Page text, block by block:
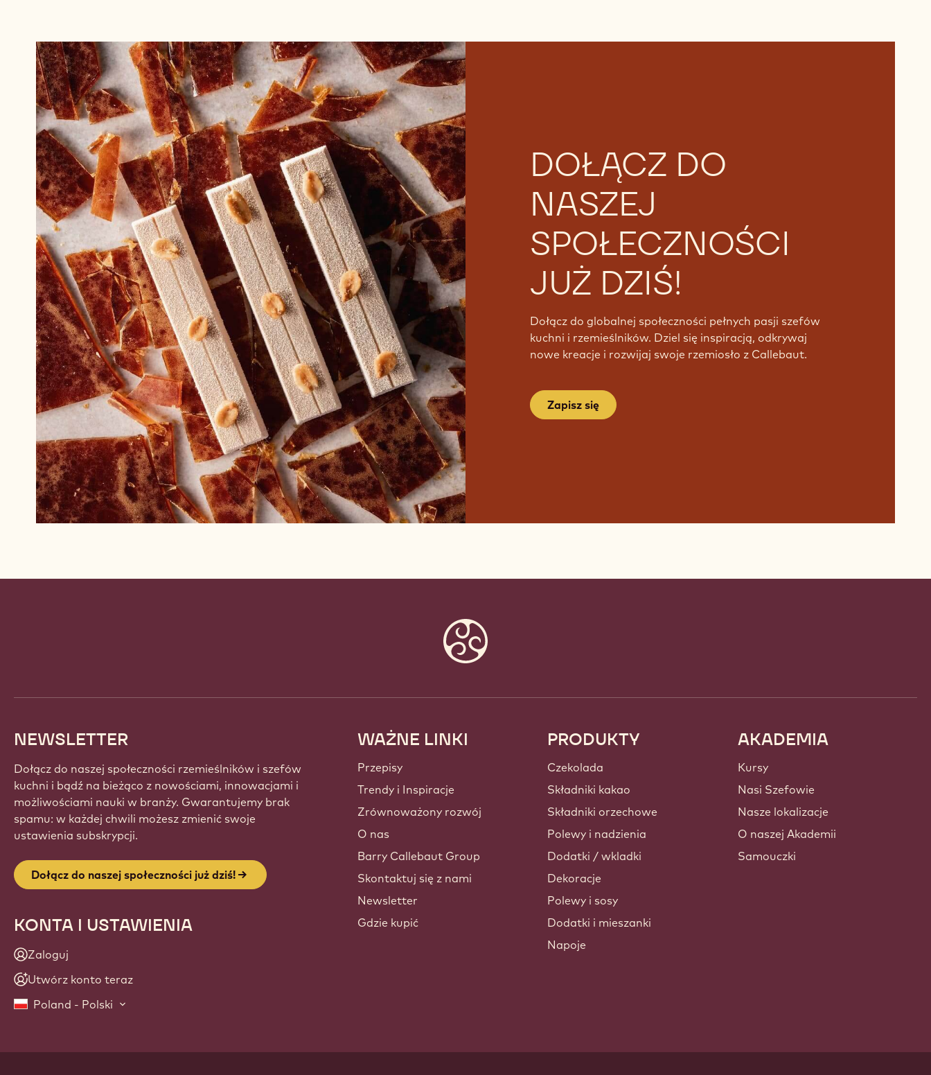
DOŁĄCZ DO
NASZEJ
SPOŁECZNOŚCI
JUŻ DZIŚ!
Dołącz do globalnej społeczności pełnych pasji szefów
kuchni i rzemieślników. Dziel się inspiracją, odkrywaj
nowe kreacje i rozwijaj swoje rzemiosło z Callebaut.
Zapisz się
NEWSLETTER
Dołącz do naszej społeczności rzemieślników i szefów
kuchni i bądź na bieżąco z nowościami, innowacjami i
możliwościami nauki w branży. Gwarantujemy brak
spamu: w każdej chwili możesz zmienić swoje
ustawienia subskrypcji.
Dołącz do naszej społeczności już dziś!
KONTA I USTAWIENIA
Zaloguj
Utwórz konto teraz
Poland - Polski
Footer
Callebaut
WAŻNE LINKI
Przepisy
Trendy i Inspiracje
Zrównoważony rozwój
O nas
Barry Callebaut Group
Skontaktuj się z nami
Newsletter
Gdzie kupić
PRODUKTY
Czekolada
Składniki kakao
Składniki orzechowe
Polewy i nadzienia
Dodatki / wkladki
Dekoracje
Polewy i sosy
Dodatki i mieszanki
Napoje
AKADEMIA
Kursy
Nasi Szefowie
Nasze lokalizacje
O naszej Akademii
Samouczki